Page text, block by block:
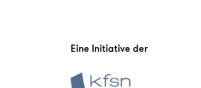
Eine Initiative der